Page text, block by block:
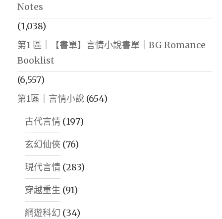
戀
美
Notes
(1,038)
第1 區｜【書單】言情小說書單｜BG Romance
Booklist
(6,557)
第1區｜言情小說 (654)
古代言情 (197)
玄幻仙俠 (76)
現代言情 (283)
穿越重生 (91)
網遊科幻 (34)